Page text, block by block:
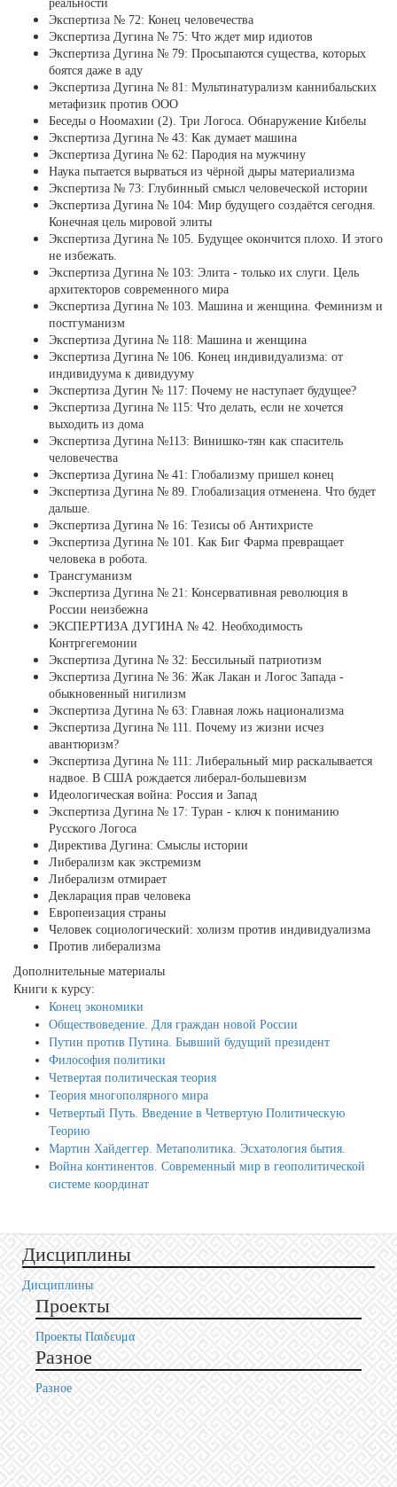
реальности
Экспертиза № 72: Конец человечества
Экспертиза Дугина № 75: Что ждет мир идиотов
Экспертиза Дугина № 79: Просыпаются существа, которых
боятся даже в аду
Экспертиза Дугина № 81: Мультинатурализм каннибальских
метафизик против ООО
Беседы о Ноомахии (2). Три Логоса. Обнаружение Кибелы
Экспертиза Дугина № 43: Как думает машина
Экспертиза Дугина № 62: Пародия на мужчину
Наука пытается вырваться из чёрной дыры материализма
Экспертиза № 73: Глубинный смысл человеческой истории
Экспертиза Дугина № 104: Мир будущего создаётся сегодня.
Конечная цель мировой элиты
Экспертиза Дугина № 105. Будущее окончится плохо. И этого
не избежать.
Экспертиза Дугина № 103: Элита - только их слуги. Цель
архитекторов современного мира
Экспертиза Дугина № 103. Машина и женщина. Феминизм и
постгуманизм
Экспертиза Дугина № 118: Машина и женщина
Экспертиза Дугина № 106. Конец индивидуализма: от
индивидуума к дивидууму
Экспертиза Дугин № 117: Почему не наступает будущее?
Экспертиза Дугина № 115: Что делать, если не хочется
выходить из дома
Экспертиза Дугина №113: Винишко-тян как спаситель
человечества
Экспертиза Дугина № 41: Глобализму пришел конец
Экспертиза Дугина № 89. Глобализация отменена. Что будет
дальше.
Экспертиза Дугина № 16: Тезисы об Антихристе
Экспертиза Дугина № 101. Как Биг Фарма превращает
человека в робота.
Трансгуманизм
Экспертиза Дугина № 21: Консервативная революция в
России неизбежна
ЭКСПЕРТИЗА ДУГИНА № 42. Необходимость
Контргегемонии
Экспертиза Дугина № 32: Бессильный патриотизм
Экспертиза Дугина № 36: Жак Лакан и Логос Запада -
обыкновенный нигилизм
Экспертиза Дугина № 63: Главная ложь национализма
Экспертиза Дугина № 111. Почему из жизни исчез
авантюризм?
Экспертиза Дугина № 111: Либеральный мир раскалывается
надвое. В США рождается либерал-большевизм
Идеологическая война: Россия и Запад
Экспертиза Дугина № 17: Туран - ключ к пониманию
Русского Логоса
Директива Дугина: Смыслы истории
Либерализм как экстремизм
Либерализм отмирает
Декларация прав человека
Европеизация страны
Человек социологический: холизм против индивидуализма
Против либерализма
Дополнительные материалы
Книги к курсу:
Конец экономики
Обществоведение. Для граждан новой России
Путин против Путина. Бывший будущий президент
Философия политики
Четвертая политическая теория
Теория многополярного мира
Четвертый Путь. Введение в Четвертую Политическую
Теорию
Мартин Хайдеггер. Метаполитика. Эсхатология бытия.
Война континентов. Современный мир в геополитической
системе координат
Дисциплины
Дисциплины
Проекты
Проекты Пαιδευμα
Разное
Разное